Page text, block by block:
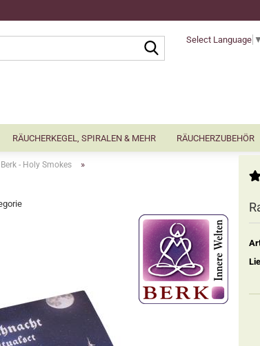
Suche...Select Language ▼
RÄUCHERKEGEL, SPIRALEN & MEHR RÄUCHERZUBEHÖR
Berk - Holy Smokes »